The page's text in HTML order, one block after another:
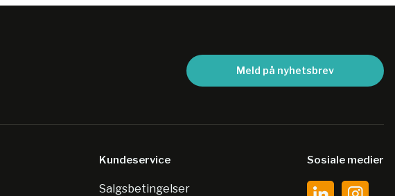
Meld på nyhetsbrev
Kundeservice
Salgsbetingelser
Sosiale medier